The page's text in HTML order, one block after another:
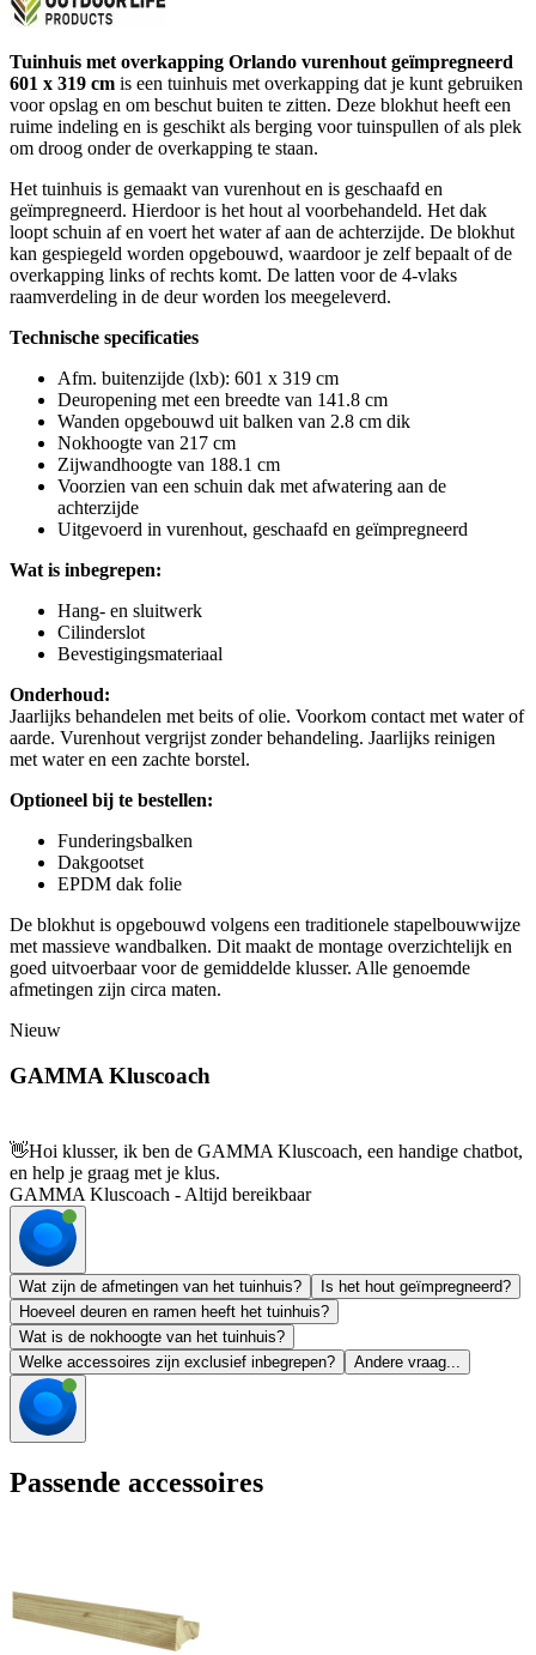
Tuinhuis met overkapping Orlando vurenhout geïmpregneerd
601 x 319 cm is een tuinhuis met overkapping dat je kunt gebruiken
voor opslag en om beschut buiten te zitten. Deze blokhut heeft een
ruime indeling en is geschikt als berging voor tuinspullen of als plek
om droog onder de overkapping te staan.
Het tuinhuis is gemaakt van vurenhout en is geschaafd en
geïmpregneerd. Hierdoor is het hout al voorbehandeld. Het dak
loopt schuin af en voert het water af aan de achterzijde. De blokhut
kan gespiegeld worden opgebouwd, waardoor je zelf bepaalt of de
overkapping links of rechts komt. De latten voor de 4-vlaks
raamverdeling in de deur worden los meegeleverd.
Technische specificaties
Afm. buitenzijde (lxb): 601 x 319 cm
Deuropening met een breedte van 141.8 cm
Wanden opgebouwd uit balken van 2.8 cm dik
Nokhoogte van 217 cm
Zijwandhoogte van 188.1 cm
Voorzien van een schuin dak met afwatering aan de
achterzijde
Uitgevoerd in vurenhout, geschaafd en geïmpregneerd
Wat is inbegrepen:
Hang- en sluitwerk
Cilinderslot
Bevestigingsmateriaal
Onderhoud:
Jaarlijks behandelen met beits of olie. Voorkom contact met water of
aarde. Vurenhout vergrijst zonder behandeling. Jaarlijks reinigen
met water en een zachte borstel.
Optioneel bij te bestellen:
Funderingsbalken
Dakgootset
EPDM dak folie
De blokhut is opgebouwd volgens een traditionele stapelbouwwijze
met massieve wandbalken. Dit maakt de montage overzichtelijk en
goed uitvoerbaar voor de gemiddelde klusser. Alle genoemde
afmetingen zijn circa maten.
Nieuw
GAMMA Kluscoach
👋Hoi klusser, ik ben de GAMMA Kluscoach, een handige chatbot,
en help je graag met je klus.
GAMMA Kluscoach - Altijd bereikbaar
Wat zijn de afmetingen van het tuinhuis?
Is het hout geïmpregneerd?
Hoeveel deuren en ramen heeft het tuinhuis?
Wat is de nokhoogte van het tuinhuis?
Welke accessoires zijn exclusief inbegrepen?
Andere vraag...
Passende accessoires